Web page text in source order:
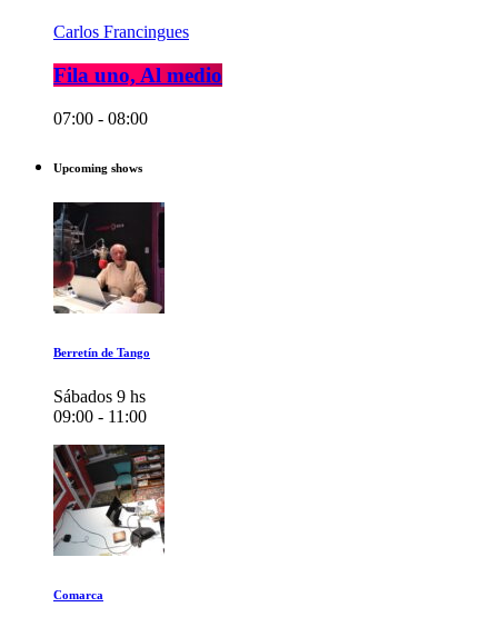
Carlos Francingues
Fila uno, Al medio
07:00 - 08:00
Upcoming shows
Berretín de Tango
Sábados 9 hs
09:00 - 11:00
Comarca